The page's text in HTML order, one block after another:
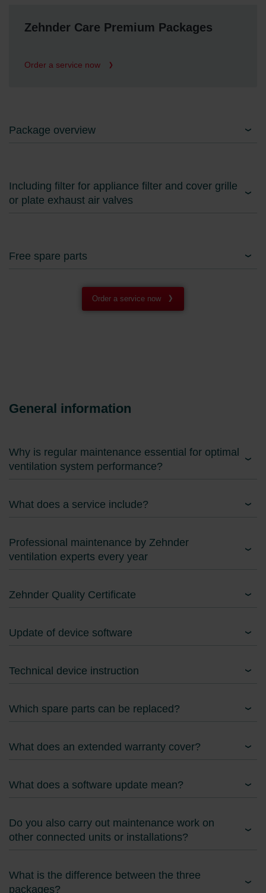
Limitet Şirketi: Web Sitesi Çerezleri
Zehnder Group Nederland bv: Privacyverklaringen
Zehnder Group Schweiz AG: Datenschutz
Zehnder Care Premium Packages
Order a service now
Package overview
Including filter for appliance filter and cover grille
or plate exhaust air valves
Free spare parts
Order a service now
General information
Why is regular maintenance essential for optimal
ventilation system performance?
What does a service include?
Professional maintenance by Zehnder
ventilation experts every year
Zehnder Quality Certificate
Update of device software
Technical device instruction
Which spare parts can be replaced?
What does an extended warranty cover?
What does a software update mean?
Do you also carry out maintenance work on
other connected units or installations?
What is the difference between the three
packages?